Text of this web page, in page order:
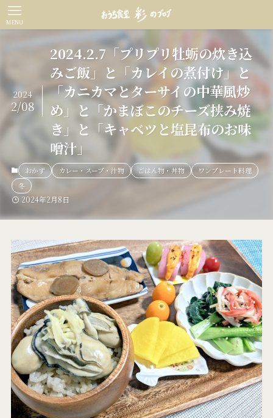
MENU
2024.2.7「プリプリ牡蛎の炊き込
みご飯」と「カレイの煮付け」と
「カニカマとターサイの中華風炒
め」と「かまぼこのチーズ挟み焼
き」と「キャベツと塩昆布のお味
噌汁」
2024
2/08
おかず カレー・スープ・汁物 ごはん物・丼物
ワンプレート料理
冬
2024年2月8日